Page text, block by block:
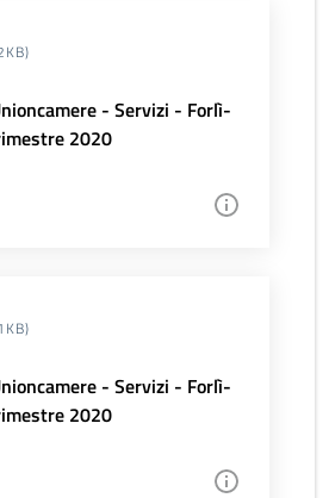
- Servizi - Forlì-
2020
- Servizi - Forlì-
2020